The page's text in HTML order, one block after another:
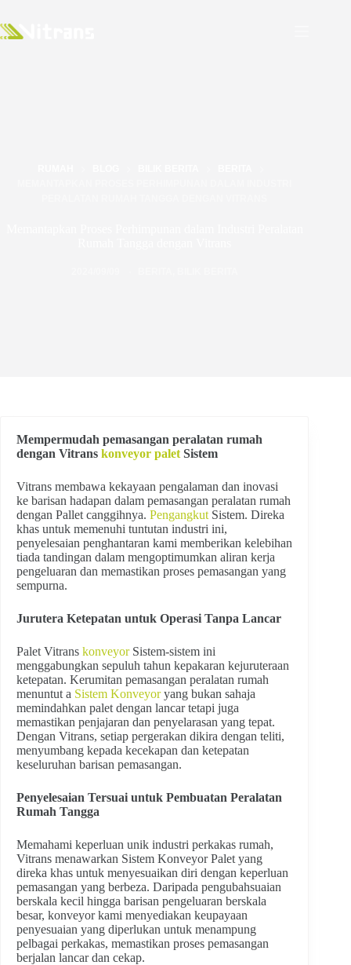
Mempermudah pemasangan peralatan rumah
dengan Vitrans konveyor palet Sistem
Vitrans membawa kekayaan pengalaman dan inovasi
ke barisan hadapan dalam pemasangan peralatan rumah
dengan Pallet canggihnya. Pengangkut Sistem. Direka
khas untuk memenuhi tuntutan industri ini,
penyelesaian penghantaran kami memberikan kelebihan
tiada tandingan dalam mengoptimumkan aliran kerja
pengeluaran dan memastikan proses pemasangan yang
sempurna.
Jurutera Ketepatan untuk Operasi Tanpa Lancar
Palet Vitrans konveyorSistem-sistem ini
menggabungkan sepuluh tahun kepakaran kejuruteraan
ketepatan. Kerumitan pemasangan peralatan rumah
menuntut a Sistem Konveyoryang bukan sahaja
memindahkan palet dengan lancar tetapi juga
memastikan penjajaran dan penyelarasan yang tepat.
Dengan Vitrans, setiap pergerakan dikira dengan teliti,
menyumbang kepada kecekapan dan ketepatan
keseluruhan barisan pemasangan.
Penyelesaian Tersuai untuk Pembuatan Peralatan
Rumah Tangga
Memahami keperluan unik industri perkakas rumah,
Vitrans menawarkan Sistem Konveyor Palet yang
direka khas untuk menyesuaikan diri dengan keperluan
pemasangan yang berbeza. Daripada pengubahsuaian
berskala kecil hingga barisan pengeluaran berskala
besar, konveyor kami menyediakan keupayaan
penyesuaian yang diperlukan untuk menampung
pelbagai perkakas, memastikan proses pemasangan
berjalan lancar dan cekap.